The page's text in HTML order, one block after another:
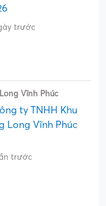
trước
Vĩnh Phúc
ty TNHH Khu
Long Vĩnh Phúc
trước